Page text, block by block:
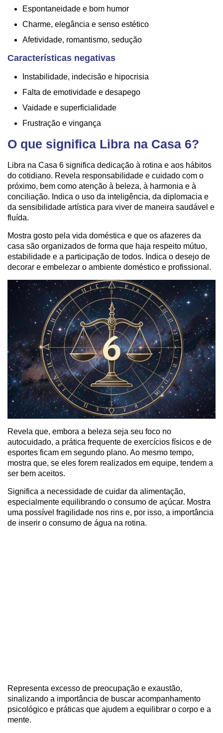
Espontaneidade e bom humor
Charme, elegância e senso estético
Afetividade, romantismo, sedução
Características negativas
Instabilidade, indecisão e hipocrisia
Falta de emotividade e desapego
Vaidade e superficialidade
Frustração e vingança
O que significa Libra na Casa 6?
Libra na Casa 6 significa dedicação à rotina e aos hábitos
do cotidiano. Revela responsabilidade e cuidado com o
próximo, bem como atenção à beleza, à harmonia e à
conciliação. Indica o uso da inteligência, da diplomacia e
da sensibilidade artística para viver de maneira saudável e
fluída.
Mostra gosto pela vida doméstica e que os afazeres da
casa são organizados de forma que haja respeito mútuo,
estabilidade e a participação de todos. Indica o desejo de
decorar e embelezar o ambiente doméstico e profissional.
Revela que, embora a beleza seja seu foco no
autocuidado, a prática frequente de exercícios físicos e de
esportes ficam em segundo plano. Ao mesmo tempo,
mostra que, se eles forem realizados em equipe, tendem a
ser bem aceitos.
Significa a necessidade de cuidar da alimentação,
especialmente equilibrando o consumo de açúcar. Mostra
uma possível fragilidade nos rins e, por isso, a importância
de inserir o consumo de água na rotina.
Representa excesso de preocupação e exaustão,
sinalizando a importância de buscar acompanhamento
psicológico e práticas que ajudem a equilibrar o corpo e a
mente.